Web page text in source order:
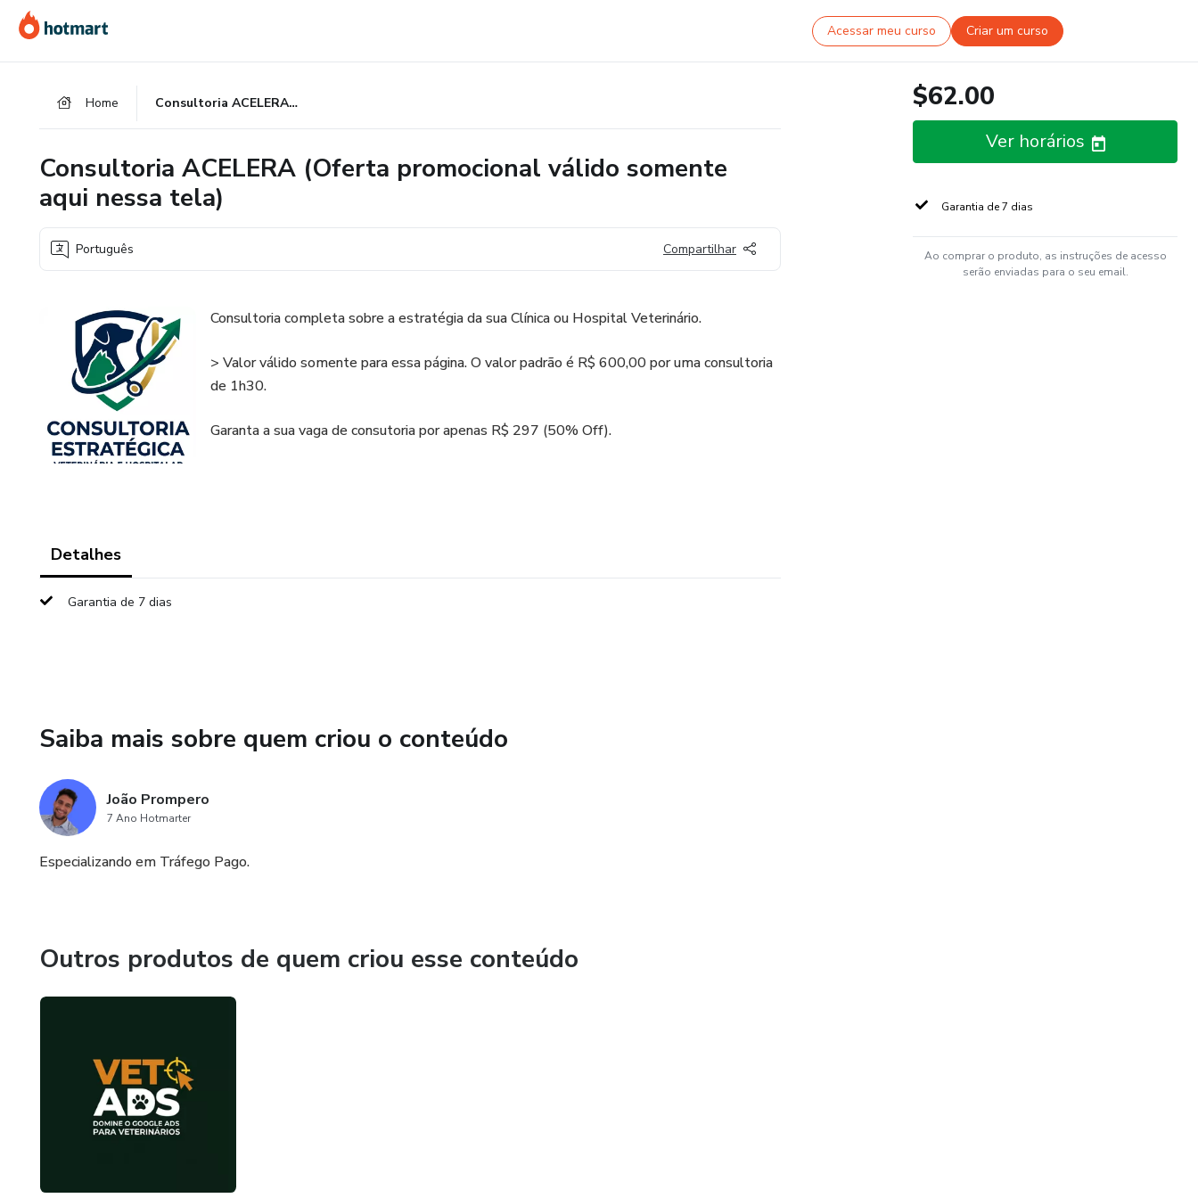
para
o
para
o
para
o
Acessar meu curso Criar um curso
Home Consultoria ACELERA (Oferta promocional válido somente aqui nessa tela)
Consultoria ACELERA (Oferta promocional válido somente
aqui nessa tela)
Português Compartilhar
Consultoria completa sobre a estratégia da sua Clínica ou Hospital Veterinário.
> Valor válido somente para essa página. O valor padrão é R$ 600,00 por uma consultoria
de 1h30.
Garanta a sua vaga de consutoria por apenas R$ 297 (50% Off).
Detalhes
Garantia de 7 dias
Saiba mais sobre quem criou o conteúdo
João Prompero
7 Ano Hotmarter
Especializando em Tráfego Pago.
Outros produtos de quem criou esse conteúdo
$62.00
Ver horários
Garantia de 7 dias
Ao comprar o produto, as instruções de acesso
serão enviadas para o seu email.